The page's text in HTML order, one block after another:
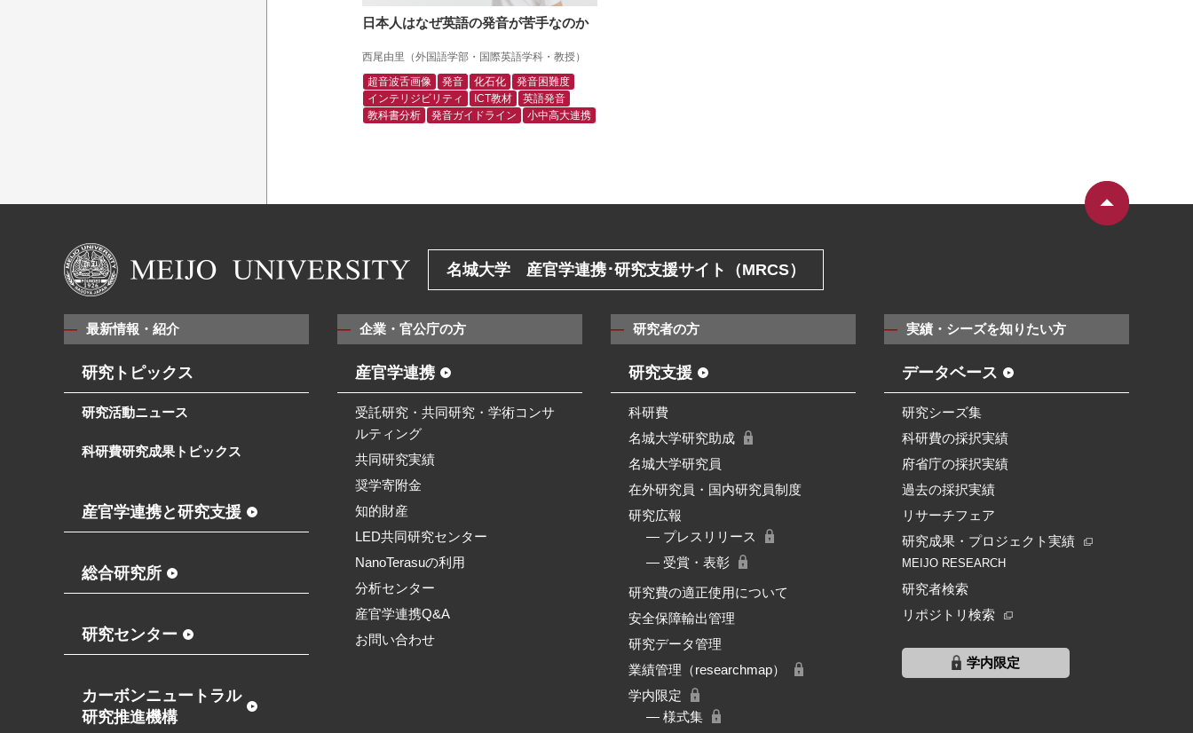
日本人はなぜ英語の発音が苦手なのか
西尾由里（外国語学部・国際英語学科・教授）
超音波舌画像
発音 化石化
発音困難度
インテリジビリティ
ICT教材
英語発音
教科書分析
発音ガイドライン 小中高大連携
名城大学 産官学連携･研究支援サイト（MRCS）
最新情報・紹介
研究トピックス
研究活動ニュース
科研費研究成果トピックス
産官学連携と研究支援
総合研究所
研究センター
カーボンニュートラル
研究推進機構
企業・官公庁の方
産官学連携
受託研究・共同研究・学術コンサ
ルティング
共同研究実績
奨学寄附金
知的財産
LED共同研究センター
NanoTerasuの利用
分析センター
産官学連携Q&A
お問い合わせ
研究者の方
研究支援
科研費
名城大学研究助成
名城大学研究員
在外研究員・国内研究員制度
研究広報
― プレスリリース
― 受賞・表彰
研究費の適正使用について
安全保障輸出管理
研究データ管理
業績管理（researchmap）
学内限定
― 様式集
実績・シーズを知りたい方
データベース
研究シーズ集
科研費の採択実績
府省庁の採択実績
過去の採択実績
リサーチフェア
研究成果・プロジェクト実績
MEIJO RESEARCH
研究者検索
リポジトリ検索
学内限定